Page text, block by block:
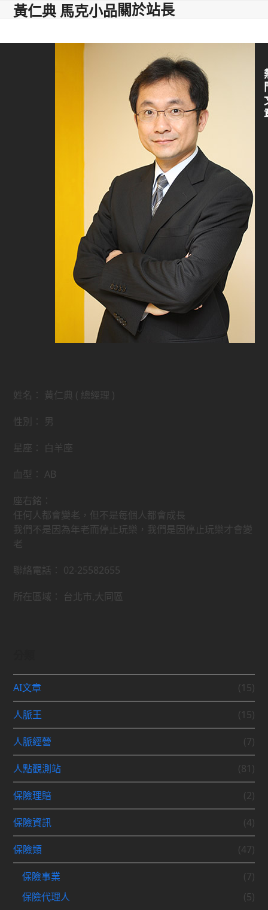
Skip黃仁典 馬克小品
Open
menu
Close
menu
關於站長
姓名： 黃仁典 ( 總經理 )
性別： 男
星座： 白羊座
血型： AB
座右銘：
任何人都會變老，但不是每個人都會成長
我們不是因為年老而停止玩樂，我們是因停止玩樂才會變
老
聯絡電話： 02-25582655
所在區域： 台北市,大同區
AI文章 (15)
人脈王 (15)
人脈經營 (7)
人點觀測站 (81)
保險理賠 (2)
保險資訊 (4)
保險類 (47)
保險事業
(7)
保險代理人
(5)